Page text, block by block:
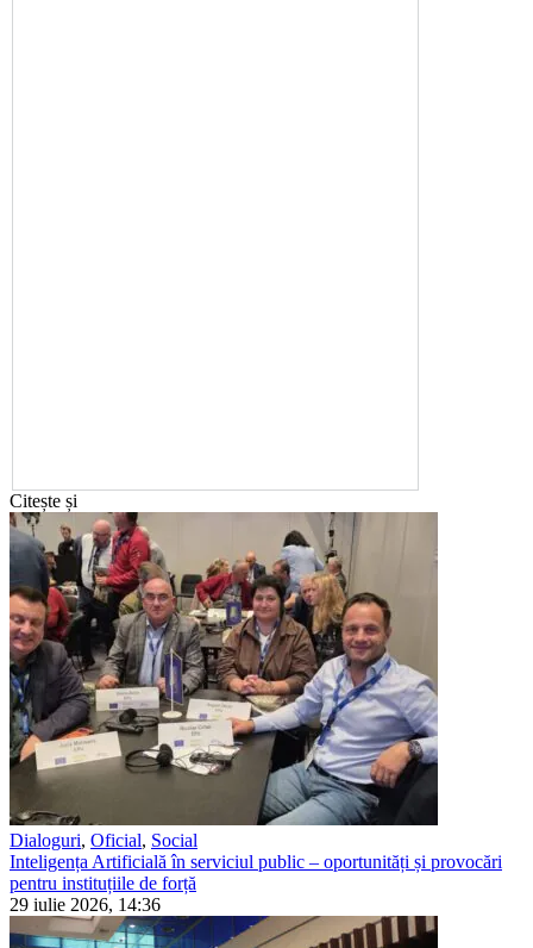
Citește și
Dialoguri, Oficial, Social
Inteligența Artificială în serviciul public – oportunități și provocări
pentru instituțiile de forță
29 iulie 2026, 14:36